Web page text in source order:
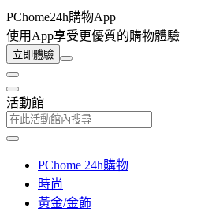
PChome24h購物App
使用App享受更優質的購物體驗
立即體驗
活動館
PChome 24h購物
時尚
黃金/金飾